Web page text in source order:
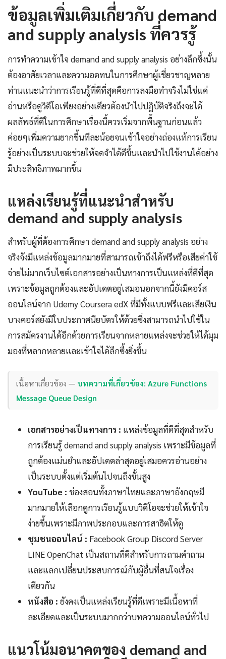
ข้อมูลเพิ่มเติมเกี่ยวกับ demand
and supply analysis ที่ควรรู้
การทำความเข้าใจ demand and supply analysis อย่างลึกซึ้งนั้น
ต้องอาศัยเวลาและความอดทนในการศึกษาผู้เชี่ยวชาญหลาย
ท่านแนะนำว่าการเรียนรู้ที่ดีที่สุดคือการลงมือทำจริงไม่ใช่แค่
อ่านหรือดูวิดีโอเพียงอย่างเดียวต้องนำไปปฏิบัติจริงถึงจะได้
ผลลัพธ์ที่ดีในการศึกษาเรื่องนี้ควรเริ่มจากพื้นฐานก่อนแล้ว
ค่อยๆเพิ่มความยากขึ้นทีละน้อยจนเข้าใจอย่างถ่องแท้การเรียน
รู้อย่างเป็นระบบจะช่วยให้จดจำได้ดีขึ้นและนำไปใช้งานได้อย่าง
มีประสิทธิภาพมากขึ้น
แหล่งเรียนรู้ที่แนะนำสำหรับ
demand and supply analysis
สำหรับผู้ที่ต้องการศึกษา demand and supply analysis อย่าง
จริงจังมีแหล่งข้อมูลมากมายที่สามารถเข้าถึงได้ฟรีหรือเสียค่าใช้
จ่ายไม่มากเว็บไซต์เอกสารอย่างเป็นทางการเป็นแหล่งที่ดีที่สุด
เพราะข้อมูลถูกต้องและอัปเดตอยู่เสมอนอกจากนี้ยังมีคอร์ส
ออนไลน์จาก Udemy Coursera edX ที่มีทั้งแบบฟรีและเสียเงิน
บางคอร์สยังมีใบประกาศนียบัตรให้ด้วยซึ่งสามารถนำไปใช้ใน
การสมัครงานได้อีกด้วยการเรียนจากหลายแหล่งจะช่วยให้ได้มุม
มองที่หลากหลายและเข้าใจได้ลึกซึ้งยิ่งขึ้น
เนื้อหาเกี่ยวข้อง — บทความที่เกี่ยวข้อง: Azure Functions
Message Queue Design
เอกสารอย่างเป็นทางการ : แหล่งข้อมูลที่ดีที่สุดสำหรับ
การเรียนรู้ demand and supply analysis เพราะมีข้อมูลที่
ถูกต้องแม่นยำและอัปเดตล่าสุดอยู่เสมอควรอ่านอย่าง
เป็นระบบตั้งแต่เริ่มต้นไปจนถึงขั้นสูง
YouTube : ช่องสอนทั้งภาษาไทยและภาษาอังกฤษมี
มากมายให้เลือกดูการเรียนรู้แบบวิดีโอจะช่วยให้เข้าใจ
ง่ายขึ้นเพราะมีภาพประกอบและการสาธิตให้ดู
ชุมชนออนไลน์ : Facebook Group Discord Server
LINE OpenChat เป็นสถานที่ดีสำหรับการถามคำถาม
และแลกเปลี่ยนประสบการณ์กับผู้อื่นที่สนใจเรื่อง
เดียวกัน
หนังสือ : ยังคงเป็นแหล่งเรียนรู้ที่ดีเพราะมีเนื้อหาที่
ละเอียดและเป็นระบบมากกว่าบทความออนไลน์ทั่วไป
แนวโน้มอนาคตของ demand and